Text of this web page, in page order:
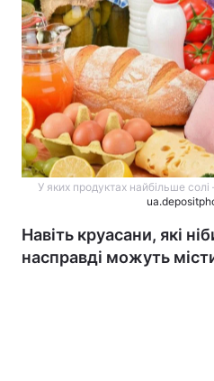
У яких продуктах найбільше
Навіть круасани, які
насправді можуть